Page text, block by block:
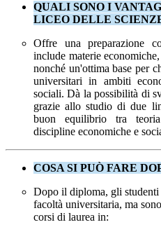
QUALI SONO I
LICEO DELLE
Offre una preparazione
include materie
nonché un'ottima base per
universitari in ambiti
sociali. Dà la possibilità di
grazie allo studio di due
buon equilibrio tra
discipline economiche e
COSA SI PUÒ FARE
Dopo il diploma, gli studenti
facoltà universitaria, ma
corsi di laurea in: